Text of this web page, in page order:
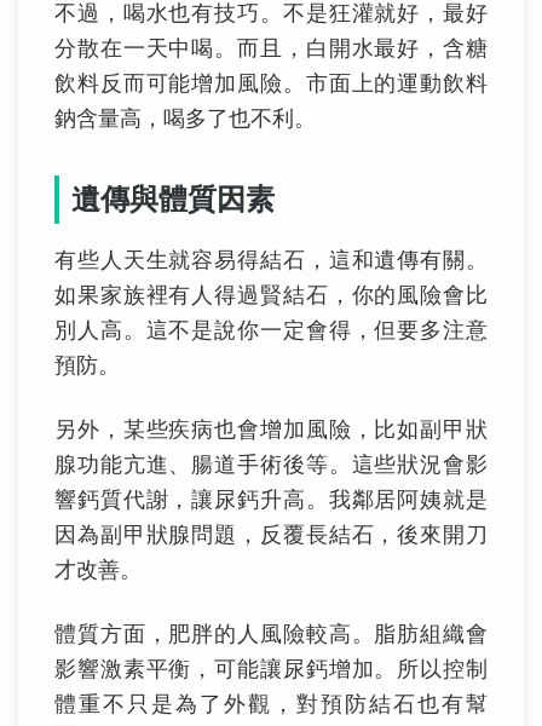
不過，喝水也有技巧。不是狂灌就好，最好
分散在一天中喝。而且，白開水最好，含糖
飲料反而可能增加風險。市面上的運動飲料
鈉含量高，喝多了也不利。
遺傳與體質因素
有些人天生就容易得結石，這和遺傳有關。
如果家族裡有人得過賢結石，你的風險會比
別人高。這不是說你一定會得，但要多注意
預防。
另外，某些疾病也會增加風險，比如副甲狀
腺功能亢進、腸道手術後等。這些狀況會影
響鈣質代謝，讓尿鈣升高。我鄰居阿姨就是
因為副甲狀腺問題，反覆長結石，後來開刀
才改善。
體質方面，肥胖的人風險較高。脂肪組織會
影響激素平衡，可能讓尿鈣增加。所以控制
體重不只是為了外觀，對預防結石也有幫